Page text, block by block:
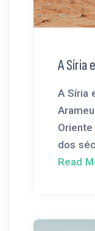
A Síria
A Síria
dos
Read